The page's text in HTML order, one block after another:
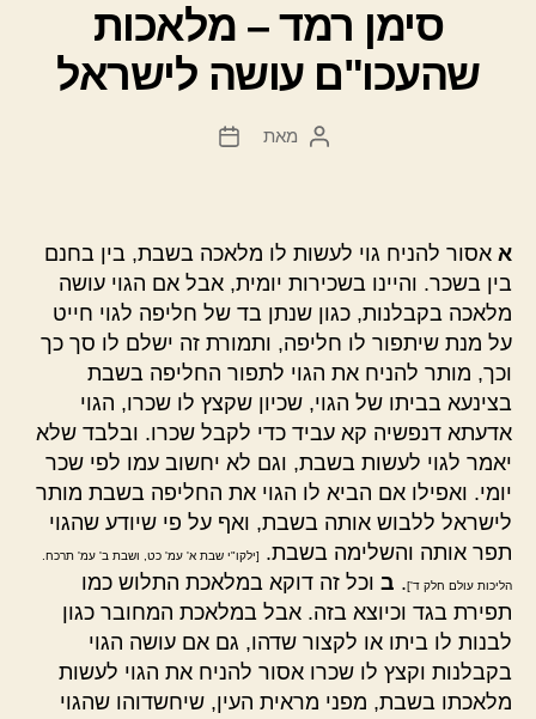
סימן רמד – מלאכות
שהעכו"ם עושה לישראל
המחבר
מאת
תאריך
א אסור להניח גוי לעשות לו מלאכה בשבת, בין בחנם
בין בשכר. והיינו בשכירות יומית, אבל אם הגוי עושה
מלאכה בקבלנות, כגון שנתן בד של חליפה לגוי חייט
על מנת שיתפור לו חליפה, ותמורת זה ישלם לו סך כך
וכך, מותר להניח את הגוי לתפור החליפה בשבת
בצינעא בביתו של הגוי, שכיון שקצץ לו שכרו, הגוי
אדעתא דנפשיה קא עביד כדי לקבל שכרו. ובלבד שלא
יאמר לגוי לעשות בשבת, וגם לא יחשוב עמו לפי שכר
יומי. ואפילו אם הביא לו הגוי את החליפה בשבת מותר
לישראל ללבוש אותה בשבת, ואף על פי שיודע שהגוי
תפר אותה והשלימה בשבת.
[ילקו"י שבת א' עמ' כט, ושבת ב' עמ' תרכח.
הליכות עולם חלק ד']. ב וכל זה דוקא במלאכת התלוש כמו
תפירת בגד וכיוצא בזה. אבל במלאכת המחובר כגון
לבנות לו ביתו או לקצור שדהו, גם אם עושה הגוי
בקבלנות וקצץ לו שכרו אסור להניח את הגוי לעשות
מלאכתו בשבת, מפני מראית העין, שיחשדוהו שהגוי